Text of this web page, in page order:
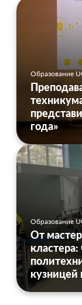
Образование
года»
Образование
От
кузницей